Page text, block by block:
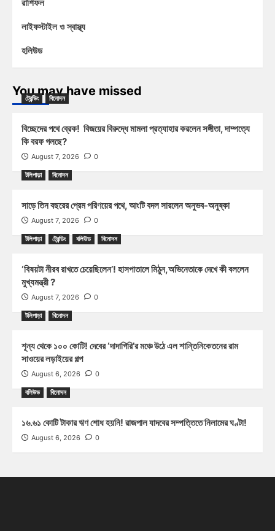
রাশিফল
লাইফস্টাইল ও স্বাস্থ্য
হলিউড
You may have missed
ট্রেন্ডিং বিনোদন
বিচ্ছেদের পথে ব্রেক! বিজয়ের বিরুদ্ধে মামলা প্রত্যাহার করলেন সঙ্গীতা, দাম্পত্যে
কি বরফ গলছে?
August 7, 2026 0
টলিপাড়া বিনোদন
সাড়ে তিন বছরের প্রেম পরিণয়ের পথে, আংটি বদল সারলেন অনুভব-অনুষ্কা
August 7, 2026 0
টলিপাড়া ট্রেন্ডিং বলিউড বিনোদন
‘বিষয়টা নীরব রাখতে চেয়েছিলেন’! হাসপাতালে মিঠুন,অভিনেতাকে দেখে কী বললেন
মুখ্যমন্ত্রী ?
August 7, 2026 0
টলিপাড়া বিনোদন
শূন্য থেকে ১০০ কোটি! দেবের ‘দাদাগিরি’র মঞ্চে উঠে এল শান্তিনিকেতনের রাম
সাওয়ের লড়াইয়ের গল্প
August 6, 2026 0
বলিউড বিনোদন
১৬.৬১ কোটি টাকার ঋণ শোধ হয়নি! রাজপাল যাদবের সম্পত্তিতে নিলামের ঘণ্টা!
August 6, 2026 0